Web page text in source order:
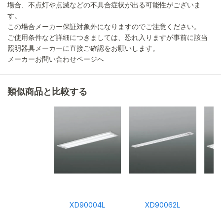
場合、不点灯や点滅などの不具合症状が出る可能性がございま
す。
この場合メーカー保証対象外になりますのでご注意ください。
ご使用条件など詳細につきましては、恐れ入りますが事前に該当
照明器具メーカーに直接ご確認をお願いします。
メーカーお問い合わせページへ
類似商品と比較する
XD90004L XD90062L